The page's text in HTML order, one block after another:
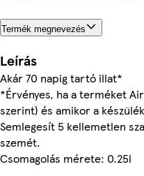
Termék megnevezés
Leírás
Akár 70 napig tartó illat*
*Érvényes, ha a terméket
szerint) és amikor a
Semlegesít 5 kellemetlen
szemét.
Csomagolás mérete: 0.25l